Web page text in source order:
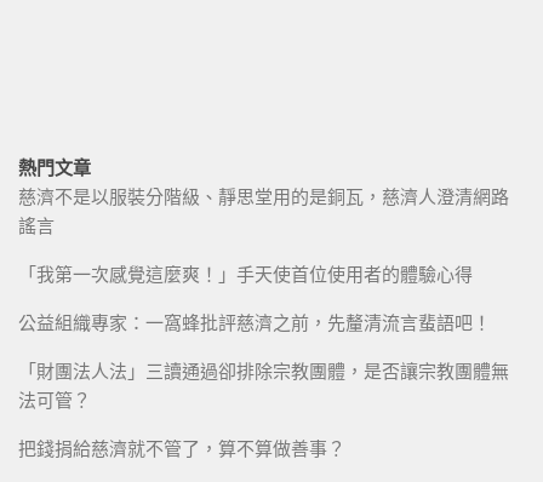
熱門文章
慈濟不是以服裝分階級、靜思堂用的是銅瓦，慈濟人澄清網路
謠言
「我第一次感覺這麼爽！」手天使首位使用者的體驗心得
公益組織專家：一窩蜂批評慈濟之前，先釐清流言蜚語吧！
「財團法人法」三讀通過卻排除宗教團體，是否讓宗教團體無
法可管？
把錢捐給慈濟就不管了，算不算做善事？